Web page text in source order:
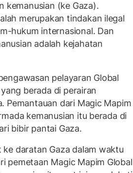
kemanusian (ke Gaza).
merupakan tindakan ilegal
hukum internasional. Dan
adalah kejahatan
pelayaran Global
berada di perairan
Pemantauan dari Magic Mapim
kemanusian itu berada di
bibir pantai Gaza.
daratan Gaza dalam waktu
pemetaan Magic Mapim Global